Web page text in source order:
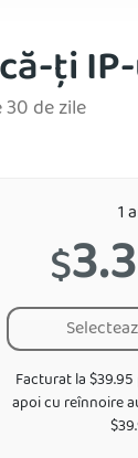
ți
de zile
1
$
Facturat la
apoi cu reînnoire